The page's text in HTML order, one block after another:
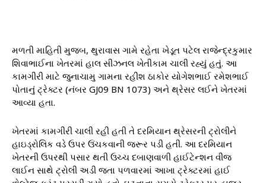
મળતી માહિતી મુજબ, થુરાવાસ ગામે રહેતા ખેડૂત પટેલ રાજેન્દ્રકુમાર
શિવાભાઈના ખેતરમાં હાલ સીઝનલ ખેતીકામ ચાલી રહ્યું હતું. આ
કામગીરી માટે જુનાચામુ ગામના રહીશ ઠાકોર યોગેશભાઈ રમેશભાઈ
પોતાનું ટ્રેક્ટર (નંબર GJ09 BN 1073) અને થ્રેસર લઈને ખેતરમાં
આવ્યા હતા.
ખેતરમાં કામગીરી ચાલી રહી હતી તે દરમિયાન થ્રેસરની ટ્રોલીને
હાઇડ્રોલિક વડે ઉપર ઉંચકવાની જરૂર પડી હતી. આ દરમિયાન
ખેતરની ઉપરથી પસાર થતી ઉચ્ચ દબાણવાળી હાઈટેન્શન વીજ
લાઈન સાથે ટ્રોલી અડી જતા પળવારમાં આખા ટ્રેક્ટરમાં હાઈ